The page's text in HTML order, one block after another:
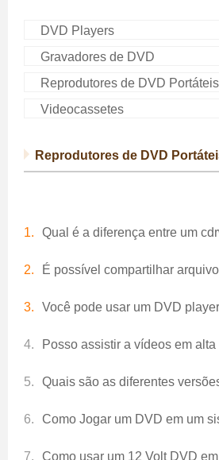
DVD Players
Gravadores de DVD
Reprodutores de DVD Portáteis
Videocassetes
Reprodutores de DVD
Qual é a diferença entre um
É possível compartilhar arquivos de um
Você pode usar um DVD player
Posso assistir a vídeos em alta definição
Quais são as diferentes versões e
Como Jogar um DVD em um
Como usar um 12 Volt DVD